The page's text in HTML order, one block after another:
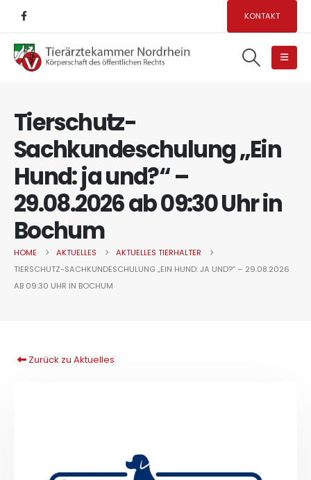
KONTAKT
Tierschutz-
Sachkundeschulung „Ein
Hund: ja und?“ –
29.08.2026 ab 09:30 Uhr in
Bochum
HOME AKTUELLES
AKTUELLES TIERHALTER
TIERSCHUTZ-SACHKUNDESCHULUNG „EIN HUND: JA UND?“ – 29.08.2026
AB 09:30 UHR IN BOCHUM
Zurück zu Aktuelles